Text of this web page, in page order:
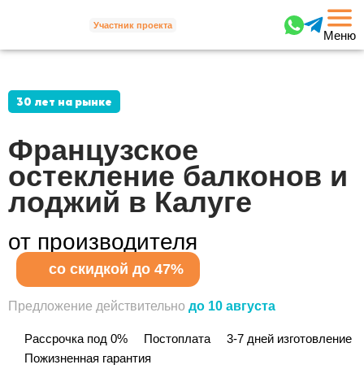
Участник проекта
Меню
30 лет на рынке
Французское
остекление балконов и
лоджий в Калуге
от производителя
со скидкой до 47%
Предложение действительно до 10 августа
Рассрочка под 0% Постоплата
3-7 дней изготовление
Пожизненная гарантия